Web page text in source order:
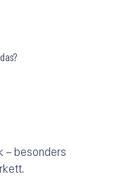
– besonders